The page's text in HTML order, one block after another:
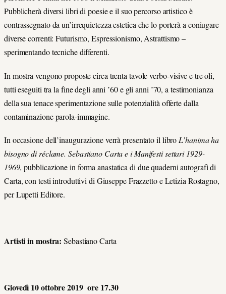
Pubblicherà diversi libri di poesie e il suo percorso artistico è
contrassegnato da un’irrequietezza estetica che lo porterà a coniugare
diverse correnti: Futurismo, Espressionismo, Astrattismo –
sperimentando tecniche differenti.
In mostra vengono proposte circa trenta tavole verbo-visive e tre oli,
tutti eseguiti tra la fine degli anni ’60 e gli anni ’70, a testimonianza
della sua tenace sperimentazione sulle potenzialità offerte dalla
contaminazione parola-immagine.
In occasione dell’inaugurazione verrà presentato il libro L’hanima ha
bisogno di réclame. Sebastiano Carta e i Manifesti settari 1929-
1969,pubblicazione in forma anastatica di due quaderni autografi di
Carta, con testi introduttivi di Giuseppe Frazzetto e Letizia Rostagno,
per Lupetti Editore.
Artisti in mostra:Sebastiano Carta
Giovedì 10 ottobre 2019 ore 17.30